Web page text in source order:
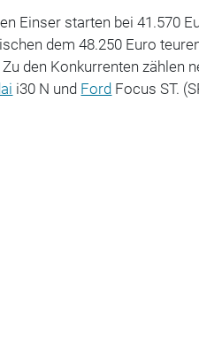
Einser starten bei 41.570
dem 48.250 Euro
den Konkurrenten zählen
i30 N und Ford Focus ST.